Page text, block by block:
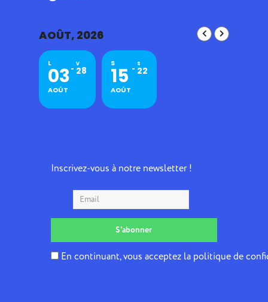
AOÛT, 2026
L
03
AOÛT
V
28
S
15
AOÛT
S
22
Inscrivez-vous à notre newsletter !
En continuant, vous acceptez la politique de